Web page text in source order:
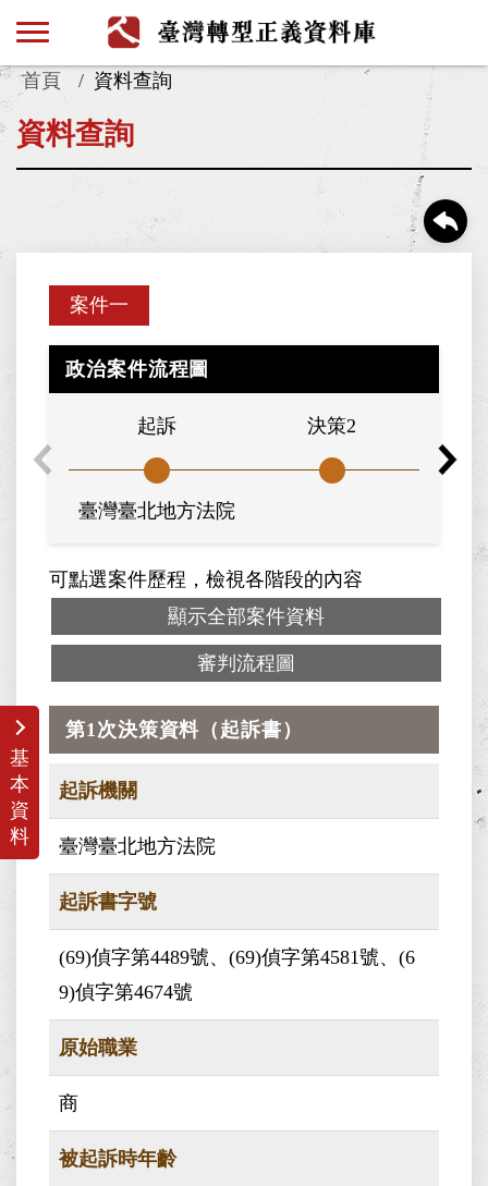
首頁 資料查詢
資料查詢
案件一
政治案件流程圖
起訴
臺灣臺北地方法院
決策2
可點選案件歷程，檢視各階段的內容
顯示全部案件資料
審判流程圖
基
本
資
料
第1次決策資料（起訴書）
起訴機關
臺灣臺北地方法院
起訴書字號
(69)偵字第4489號、(69)偵字第4581號、(6
9)偵字第4674號
原始職業
商
被起訴時年齡